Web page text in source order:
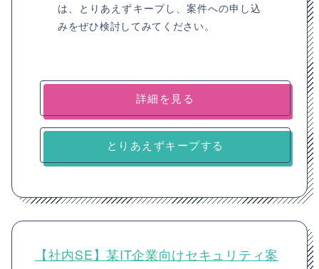
は、とりあえずキープし、案件への申し込
みをぜひ検討してみてください。
詳細を見る
とりあえずキープする
【社内SE】某IT企業向けセキュリティ案